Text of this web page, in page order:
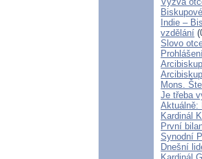
Indie –
vzdělání
Slovo
Mons.
Je třeba
Aktuálně:
Kardinál
První
Synodní
Dnešní